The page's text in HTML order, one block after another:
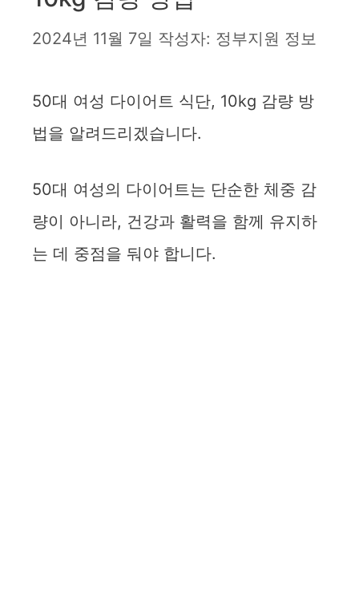
2024년 11월 7일 작성자: 정부지원 정보
50대 여성 다이어트 식단, 10kg 감량 방
법을 알려드리겠습니다.
50대 여성의 다이어트는 단순한 체중 감
량이 아니라, 건강과 활력을 함께 유지하
는 데 중점을 둬야 합니다.